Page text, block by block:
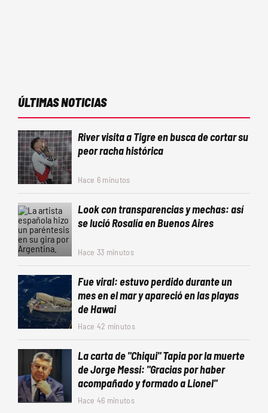
ÚLTIMAS NOTICIAS
River visita a Tigre en busca de cortar su
peor racha histórica
Hace 6 minutos
Look con transparencias y mechas: así
se lució Rosalía en Buenos Aires
Hace 33 minutos
Fue viral: estuvo perdido durante un
mes en el mar y apareció en las playas
de Hawai
Hace 42 minutos
La carta de "Chiqui" Tapia por la muerte
de Jorge Messi: "Gracias por haber
acompañado y formado a Lionel"
Hace 46 minutos